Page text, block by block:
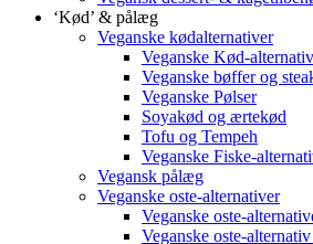
‘Kød’ & pålæg
Veganske kødalternativer
Veganske Kød-
Veganske bøffer og
Veganske Pølser
Soyakød og ærtekød
Tofu og Tempeh
Veganske Fiske-
Vegansk pålæg
Veganske oste-alternativer
Veganske oste-
Veganske oste-